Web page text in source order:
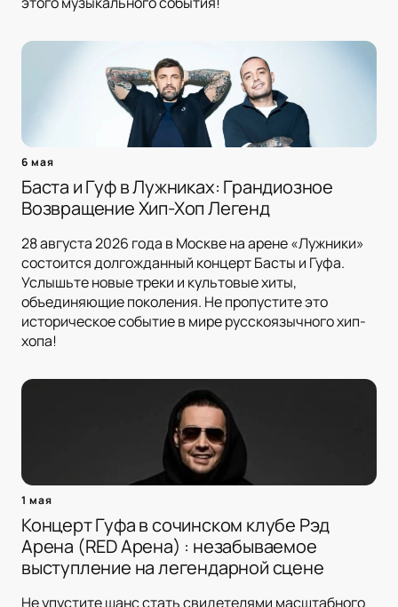
6 мая
Баста и Гуф в Лужниках: Грандиозное
Возвращение Хип-Хоп Легенд
28 августа 2026 года в Москве на арене «Лужники»
состоится долгожданный концерт Басты и Гуфа.
Услышьте новые треки и культовые хиты,
объединяющие поколения. Не пропустите это
историческое событие в мире русскоязычного хип-
хопа!
1 мая
Концерт Гуфа в сочинском клубе Рэд
Арена (RED Арена) : незабываемое
выступление на легендарной сцене
Не упустите шанс стать свидетелями масштабного